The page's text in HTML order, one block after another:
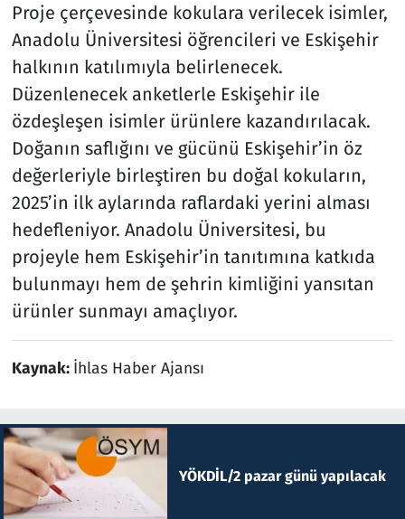
Proje çerçevesinde kokulara verilecek isimler,
Anadolu Üniversitesi öğrencileri ve Eskişehir
halkının katılımıyla belirlenecek.
Düzenlenecek anketlerle Eskişehir ile
özdeşleşen isimler ürünlere kazandırılacak.
Doğanın saflığını ve gücünü Eskişehir’in öz
değerleriyle birleştiren bu doğal kokuların,
2025’in ilk aylarında raflardaki yerini alması
hedefleniyor. Anadolu Üniversitesi, bu
projeyle hem Eskişehir’in tanıtımına katkıda
bulunmayı hem de şehrin kimliğini yansıtan
ürünler sunmayı amaçlıyor.
Kaynak: İhlas Haber Ajansı
YÖKDİL/2 pazar günü yapılacak